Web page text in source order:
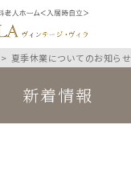
夏季休業についてのお知らせ
新着情報